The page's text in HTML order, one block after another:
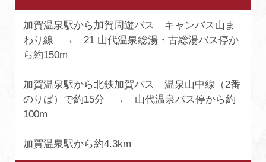
加賀温泉駅から加賀周遊バス キャンバス山ま
わり線 → 21 山代温泉総湯・古総湯バス停か
ら約150m
加賀温泉駅から北鉄加賀バス 温泉山中線（2番
のりば）で約15分 → 山代温泉バス停から約
100m
加賀温泉駅から約4.3km